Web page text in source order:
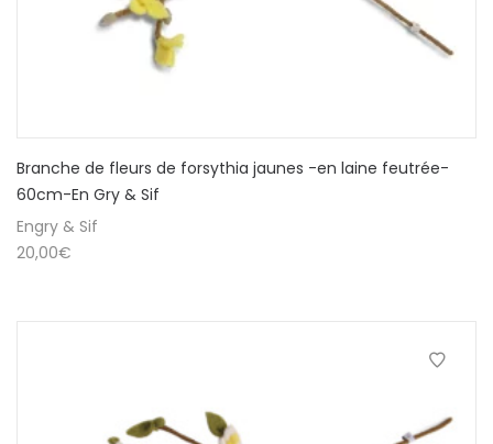
Branche de fleurs de forsythia jaunes -en laine feutrée-
60cm-En Gry & Sif
Engry & Sif
20,00€